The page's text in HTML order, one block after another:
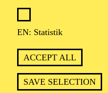
EN: Statistik
ACCEPT ALL
SAVE SELECTION
02.05.2027
11:00 - 12:00
Aalto-Theater
MATINEE ZU